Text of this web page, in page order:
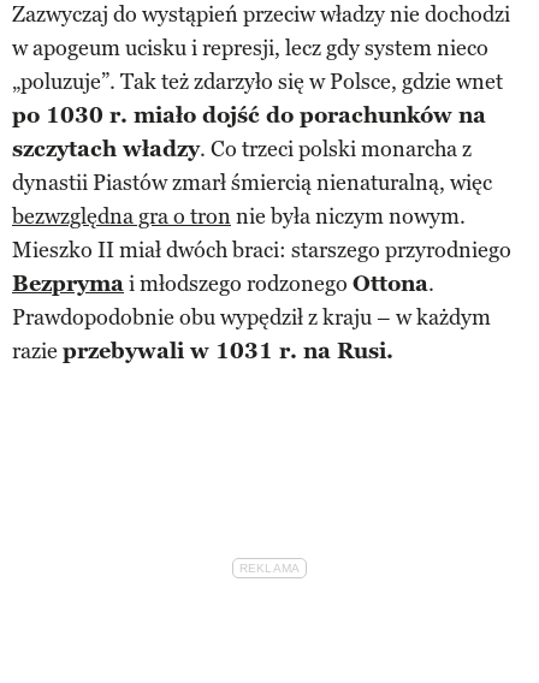
Zazwyczaj do wystąpień przeciw władzy nie dochodzi
w apogeum ucisku i represji, lecz gdy system nieco
„poluzuje”. Tak też zdarzyło się w Polsce, gdzie wnet
po 1030 r. miało dojść do porachunków na
szczytach władzy. Co trzeci polski monarcha z
dynastii Piastów zmarł śmiercią nienaturalną, więc
bezwzględna gra o tronnie była niczym nowym.
Mieszko II miał dwóch braci: starszego przyrodniego
Bezprymai młodszego rodzonego Ottona.
Prawdopodobnie obu wypędził z kraju – w każdym
razie przebywali w 1031 r. na Rusi.